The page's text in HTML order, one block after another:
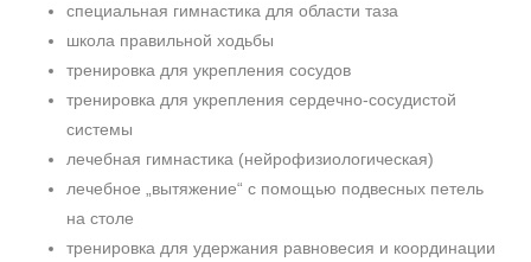
специальная гимнастика для области таза
школа правильной ходьбы
тренировка для укрепления сосудов
тренировка для укрепления сердечно-сосудистой
системы
лечебная гимнастика (нейрофизиологическая)
лечебное „вытяжение“ с помощью подвесных петель
на столе
тренировка для удержания равновесия и координации